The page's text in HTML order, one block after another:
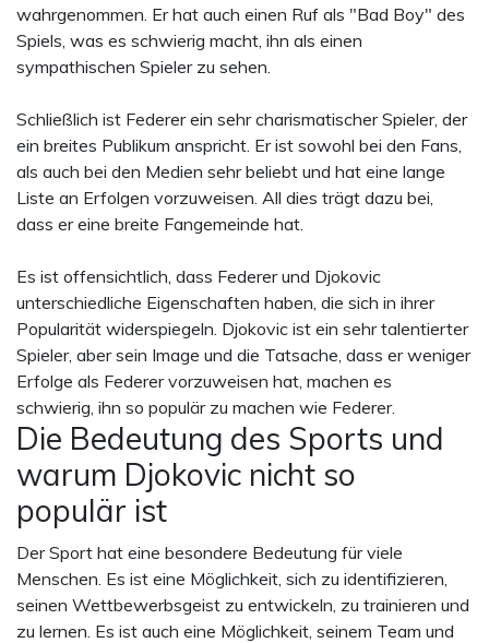
wahrgenommen. Er hat auch einen Ruf als "Bad Boy" des
Spiels, was es schwierig macht, ihn als einen
sympathischen Spieler zu sehen.
Schließlich ist Federer ein sehr charismatischer Spieler, der
ein breites Publikum anspricht. Er ist sowohl bei den Fans,
als auch bei den Medien sehr beliebt und hat eine lange
Liste an Erfolgen vorzuweisen. All dies trägt dazu bei,
dass er eine breite Fangemeinde hat.
Es ist offensichtlich, dass Federer und Djokovic
unterschiedliche Eigenschaften haben, die sich in ihrer
Popularität widerspiegeln. Djokovic ist ein sehr talentierter
Spieler, aber sein Image und die Tatsache, dass er weniger
Erfolge als Federer vorzuweisen hat, machen es
schwierig, ihn so populär zu machen wie Federer.
Die Bedeutung des Sports und
warum Djokovic nicht so
populär ist
Der Sport hat eine besondere Bedeutung für viele
Menschen. Es ist eine Möglichkeit, sich zu identifizieren,
seinen Wettbewerbsgeist zu entwickeln, zu trainieren und
zu lernen. Es ist auch eine Möglichkeit, seinem Team und